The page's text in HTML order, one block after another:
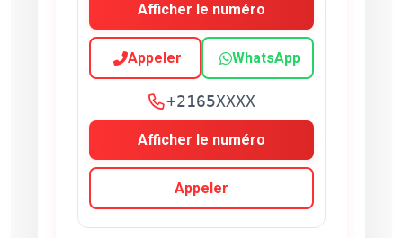
Afficher le numéro
Appeler WhatsApp
+2165XXXX
Afficher le numéro
Appeler